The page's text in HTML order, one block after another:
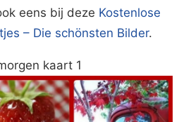
eens bij deze Kostenlose
– Die schönsten Bilder.
kaart 1